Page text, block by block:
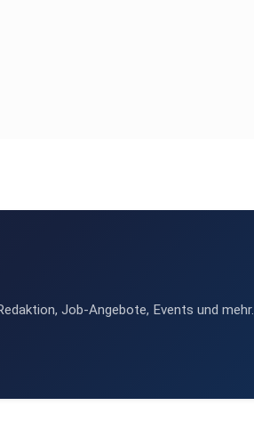
Job-Angebote, Events und mehr.